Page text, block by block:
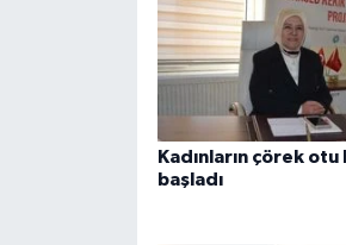
Kadınların çörek otu
başladı